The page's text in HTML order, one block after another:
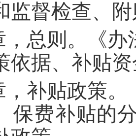
监督检查、
，总则。《
依据、补贴
，补贴政策
保费补贴的